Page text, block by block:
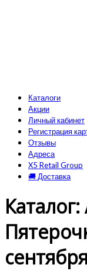
Каталоги
Акции
Личный кабинет
Регистрация
Отзывы
Адреса
X5 Retail Group
🚚 Доставка